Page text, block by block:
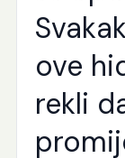
ove
rekli